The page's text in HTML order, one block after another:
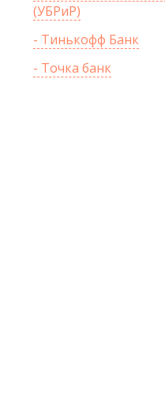
(УБРиР)
- Тинькофф Банк
- Точка банк